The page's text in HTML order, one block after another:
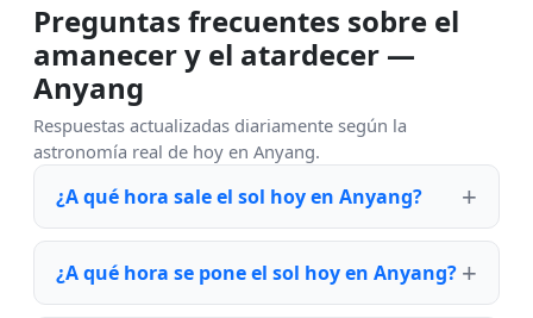
Preguntas frecuentes sobre el
amanecer y el atardecer —
Anyang
Respuestas actualizadas diariamente según la
astronomía real de hoy en Anyang.
¿A qué hora sale el sol hoy en Anyang?
¿A qué hora se pone el sol hoy en Anyang?